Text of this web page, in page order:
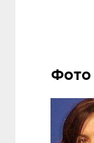
Фото